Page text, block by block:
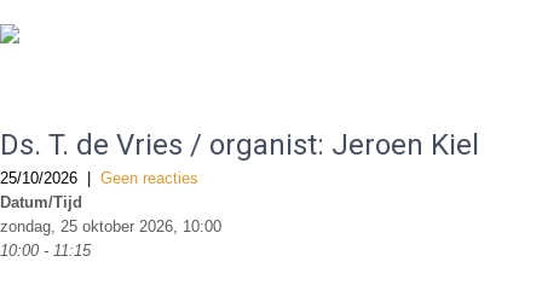
Ds. T. de Vries / organist: Jeroen Kiel
25/10/2026
Geen reacties
Datum/Tijd
zondag, 25 oktober 2026, 10:00
10:00 - 11:15